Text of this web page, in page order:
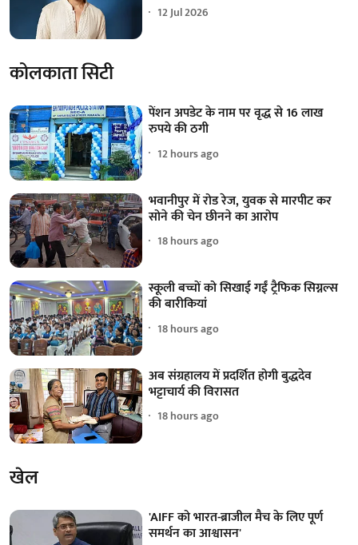
12 Jul 2026
कोलकाता सिटी
पेंशन अपडेट के नाम पर वृद्ध से 16 लाख
रुपये की ठगी
12 hours ago
भवानीपुर में रोड रेज, युवक से मारपीट कर
सोने की चेन छीनने का आरोप
18 hours ago
स्कूली बच्चों को सिखाई गईं ट्रैफिक सिग्नल्स
की बारीकियां
18 hours ago
अब संग्रहालय में प्रदर्शित होगी बुद्धदेव
भट्टाचार्य की विरासत
18 hours ago
खेल
'AIFF को भारत-ब्राजील मैच के लिए पूर्ण
समर्थन का आश्वासन'